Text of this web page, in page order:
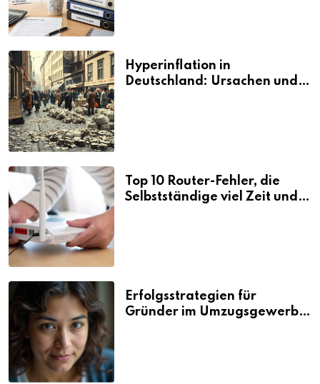
Hyperinflation in
Deutschland: Ursachen und
Top 10 Router-Fehler, die
Selbstständige viel Zeit und
Erfolgsstrategien für
Gründer im Umzugsgewerbe